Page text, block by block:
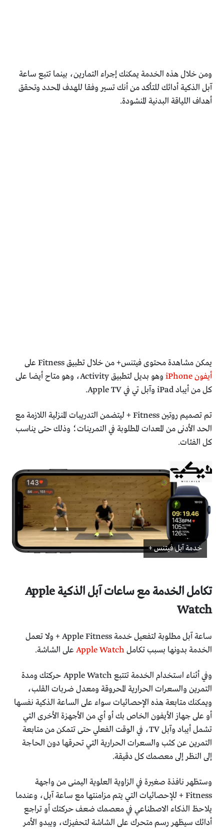
ومن خلال هذه الخدمة يمكنك إجراء التمارين، بينما تتبع ساعة
آبل الذكية أدائك للتأكد من أنك تسير وفقا للهدف المحدد وتحقق
أهداف اللياقة البدنية المنشودة.
يمكن مشاهدة محتوى فيتنس+ من خلال تطبيق Fitness على
أيفون iPhone
وهو بديل لتطبيق Activity، وهو متاح أيضا على
كل من أيباد iPad وآبل تي في Apple TV.
تم تصميم روتين Fitness + ليتضمن التدريبات المنزلية اللازمة مع
الحد الأدنى من المعدات المطلوبة في التمرينات؛ وذلك حتى يناسب
كل الفئات.
خدمة آبل فيتنس +
تكامل الخدمة مع ساعات آبل الذكية Apple
Watch
ساعة آبل مطلوبة لتفعيل خدمة Apple Fitness + ولا تعمل
الخدمة بدونها بسبب تكاملApple Watch على الشاشة.
وفي أثناء استخدام الخدمة تتتبع Apple Watch حركتك ومدة
التمرين والسعرات الحرارية المحروقة ومعدل ضربات القلب،
ويمكنك متابعة هذه الإحصائيات سواء على الساعة الذكية نفسها
أو على جهاز الأيفون الخاص بك أو أي من الأجهزة الأخرى التي
تشمل أيباد وآبل TV، في الوقت الفعلي حتى تتمكن من متابعة
التمرين عن كثب والسعرات الحرارية التي تحرقها دون الحاجة
إلى النظر إلى معصمك كل دقيقة.
وستظهر نافذة صغيرة في الزاوية العلوية اليمنى من واجهة
Fitness + للإحصائيات التي يتم مزامنتها مع ساعة آبل، وعندما
يلاحظ الذكاء الاصطناعي في معصمك ضعف حركتك أو تراجع
أدائك سيظهر رسم متحرك على الشاشة لتحفيزك، ويبدو الأمر